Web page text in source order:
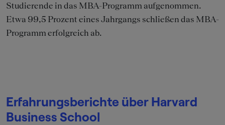
Studierende in das MBA-Programm aufgenommen.
Etwa 99,5 Prozent eines Jahrgangs schließen das MBA-
Programm erfolgreich ab.
Erfahrungsberichte über Harvard
Business School